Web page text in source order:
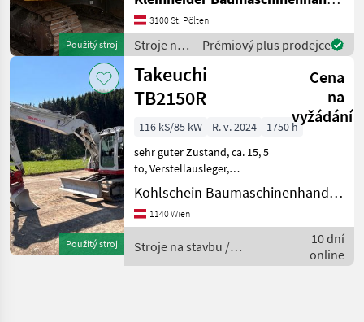
Použitý stroj
mm, Böschungslöffel 2000
mm, Monoblockausleger,
HCU C Zusatzuhydraulik
Stroje na stavbu Pás
3100 St. Pölten
Stroje na
stavbu /
Komatsu
Prémiový plus prodejce
Použitý stroj
Takeuchi
TB2150R
Cena
na
vyžádání
116 kS/85 kW R. v. 2024
1750 h
sehr guter Zustand, ca. 15, 5
to, Verstellausleger,
Stahlkette mit Gummipads,
Powertilt und Löffelset
Stroje na stavbu Pásový
Kohlschein Baumaschinenhandel GmbH
1140 Wien
Stroje na stavbu /
Takeuchi
10 dní
online